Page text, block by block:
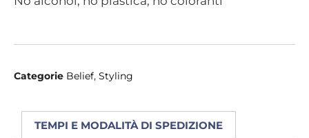
Categorie Belief, Styling
TEMPI E MODALITÀ DI SPEDIZIONE